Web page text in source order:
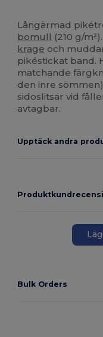
Långärmad
bomull (210 g/
krage och
pikéstickat band.
matchande
den inre
sidoslitsar vid
avtagbar.
Upptäck andra
Bulk Orders